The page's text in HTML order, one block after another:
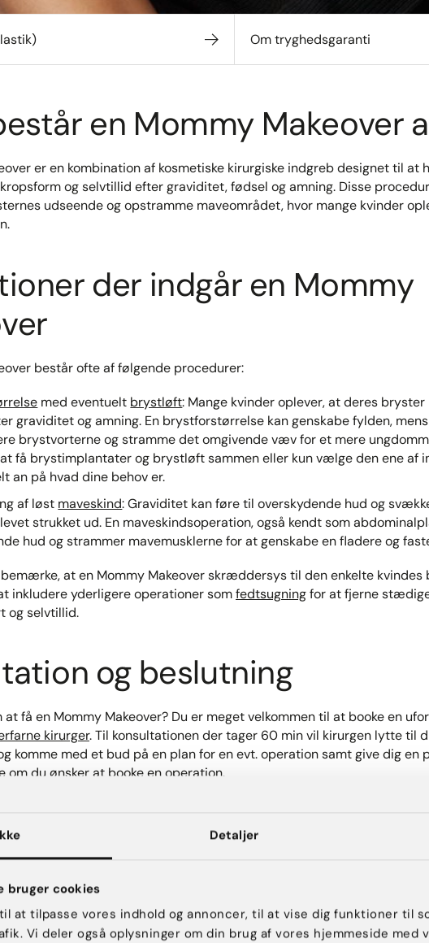
Detaljer
bruger cookies
at tilpasse vores indhold og annoncer, til at vise dig funktioner til
Vi deler også oplysninger om din brug af vores hjemmeside med
Om tryghedsgaranti
en Mommy Makeover
er en kombination af kosmetiske kirurgiske indgreb designet til
og selvtillid efter graviditet, fødsel og amning. Disse
udseende og opstramme maveområdet, hvor mange kvinder
der indgår en Mommy
består ofte af følgende procedurer:
med eventuelt brystløft: Mange kvinder oplever, at deres
graviditet og amning. En brystforstørrelse kan genskabe fylden,
brystvorterne og stramme det omgivende væv for et mere
få brystimplantater og brystløft sammen eller kun vælge den ene af
an på hvad dine behov er.
af løst maveskind: Graviditet kan føre til overskydende hud og
strukket ud. En maveskindsoperation, også kendt som
hud og strammer mavemusklerne for at genskabe en fladere og
at en Mommy Makeover skræddersys til den enkelte kvindes
inkludere yderligere operationer somfedtsugningfor at fjerne
og selvtillid.
og beslutning
at få en Mommy Makeover? Du er meget velkommen til at booke en
kirurger. Til konsultationen der tager 60 min vil kirurgen lytte til
komme med et bud på en plan for en evt. operation samt give dig en
om du ønsker at booke en operation.
Book konsultation her
Eller kontakt os på